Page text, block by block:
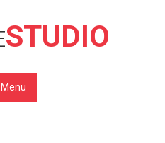
STUDIO
Menu